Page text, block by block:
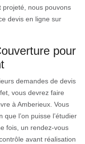
projeté, nous pouvons
devis en ligne sur
pour
demandes de devis
vous devrez faire
à Amberieux. Vous
que l’on puisse l’étudier
fois, un rendez-vous
avant réalisation